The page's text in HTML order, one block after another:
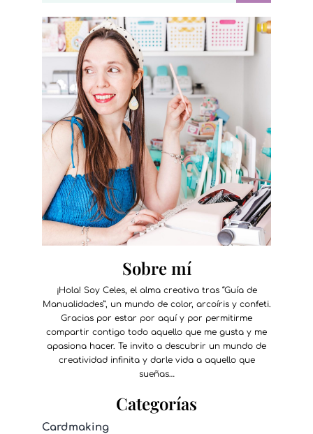
Sobre mí
¡Hola! Soy Celes, el alma creativa tras “Guía de
Manualidades”, un mundo de color, arcoíris y confeti.
Gracias por estar por aquí y por permitirme
compartir contigo todo aquello que me gusta y me
apasiona hacer. Te invito a descubrir un mundo de
creatividad infinita y darle vida a aquello que
sueñas…
Categorías
Cardmaking